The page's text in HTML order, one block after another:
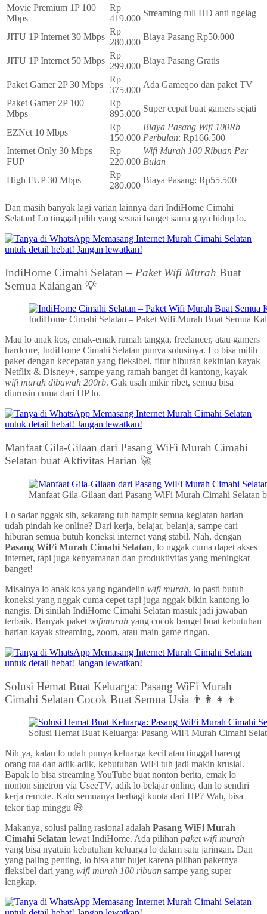
Movie Premium 1P 100
Mbps
Rp
419.000
Streaming full HD anti ngelag
JITU 1P Internet 30 Mbps
Rp
280.000
Biaya Pasang Rp50.000
JITU 1P Internet 50 Mbps
Rp
299.000
Biaya Pasang Gratis
Paket Gamer 2P 30 Mbps
Rp
375.000
Ada Gameqoo dan paket TV
Paket Gamer 2P 100
Mbps
Rp
895.000
Super cepat buat gamers sejati
EZNet 10 Mbps
Rp
150.000
Biaya Pasang Wifi 100Rb
Perbulan: Rp166.500
Internet Only 30 Mbps
FUP
Rp
220.000
Wifi Murah 100 Ribuan Per
Bulan
High FUP 30 Mbps
Rp
280.000
Biaya Pasang: Rp55.500
Dan masih banyak lagi varian lainnya dari IndiHome Cimahi
Selatan! Lo tinggal pilih yang sesuai banget sama gaya hidup lo.
IndiHome Cimahi Selatan – Paket Wifi Murah Buat
Semua Kalangan 💡
IndiHome Cimahi Selatan – Paket Wifi Murah Buat Semua
Mau lo anak kos, emak-emak rumah tangga, freelancer, atau gamers
hardcore, IndiHome Cimahi Selatan punya solusinya. Lo bisa milih
paket dengan kecepatan yang fleksibel, fitur hiburan kekinian kayak
Netflix & Disney+, sampe yang ramah banget di kantong, kayak
wifi murah dibawah 200rb. Gak usah mikir ribet, semua bisa
diurusin cuma dari HP lo.
Manfaat Gila-Gilaan dari Pasang WiFi Murah Cimahi
Selatan buat Aktivitas Harian 🚀
Manfaat Gila-Gilaan dari Pasang WiFi Murah Cimahi Selatan
Lo sadar nggak sih, sekarang tuh hampir semua kegiatan harian
udah pindah ke online? Dari kerja, belajar, belanja, sampe cari
hiburan semua butuh koneksi internet yang stabil. Nah, dengan
Pasang WiFi Murah Cimahi Selatan, lo nggak cuma dapet akses
internet, tapi juga kenyamanan dan produktivitas yang meningkat
banget!
Misalnya lo anak kos yang ngandelin wifi murah, lo pasti butuh
koneksi yang nggak cuma cepet tapi juga nggak bikin kantong lo
nangis. Di sinilah IndiHome Cimahi Selatan masuk jadi jawaban
terbaik. Banyak paket wifimurah yang cocok banget buat kebutuhan
harian kayak streaming, zoom, atau main game ringan.
Solusi Hemat Buat Keluarga: Pasang WiFi Murah
Cimahi Selatan Cocok Buat Semua Usia 👨‍👩‍👧‍👦
Solusi Hemat Buat Keluarga: Pasang WiFi Murah Cimahi
Nih ya, kalau lo udah punya keluarga kecil atau tinggal bareng
orang tua dan adik-adik, kebutuhan WiFi tuh jadi makin krusial.
Bapak lo bisa streaming YouTube buat nonton berita, emak lo
nonton sinetron via UseeTV, adik lo belajar online, dan lo sendiri
kerja remote. Kalo semuanya berbagi kuota dari HP? Wah, bisa
tekor tiap minggu 😅
Makanya, solusi paling rasional adalah Pasang WiFi Murah
Cimahi Selatan lewat IndiHome. Ada pilihan paket wifi murah
yang bisa nyatuin kebutuhan keluarga lo dalam satu jaringan. Dan
yang paling penting, lo bisa atur bujet karena pilihan paketnya
fleksibel dari yang wifi murah 100 ribuan sampe yang super
lengkap.